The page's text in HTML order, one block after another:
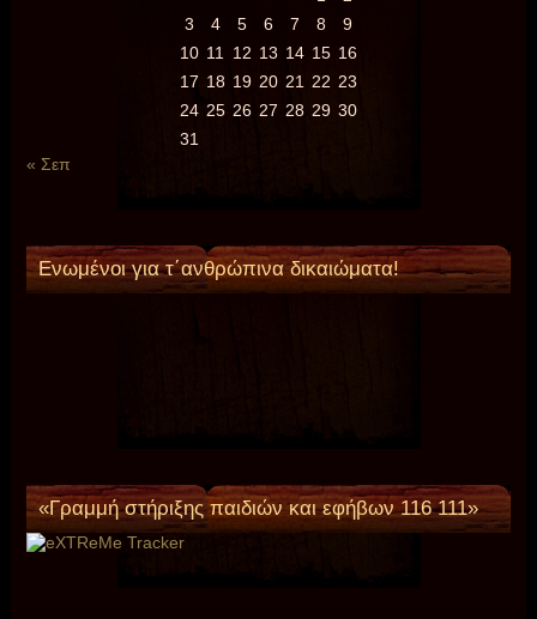
3
4 5 6 7 8
9
10 11 12 13 14 15 16
17 18 19 20 21 22 23
24 25 26 27 28 29 30
31
« Σεπ
Ενωμένοι για τ΄ανθρώπινα δικαιώματα!
«Γραμμή στήριξης παιδιών και εφήβων 116 111»